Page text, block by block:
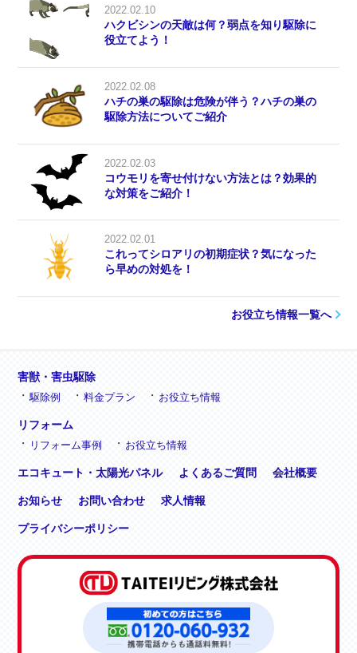
2022.02.10
ハクビシンの天敵は何？弱点を知り駆除に
役立てよう！
2022.02.08
ハチの巣の駆除は危険が伴う？ハチの巣の
駆除方法についてご紹介
2022.02.03
コウモリを寄せ付けない方法とは？効果的
な対策をご紹介！
2022.02.01
これってシロアリの初期症状？気になった
ら早めの対処を！
お役立ち情報一覧へ
害獣・害虫駆除
駆除例 料金プラン お役立ち情報
リフォーム
リフォーム事例 お役立ち情報
エコキュート・太陽光パネル よくあるご質問 会社概要
お知らせ お問い合わせ 求人情報
プライバシーポリシー